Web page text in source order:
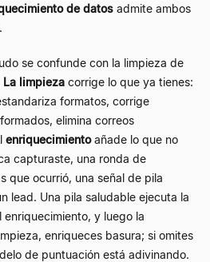
de datos admite ambos
se confunde con la limpieza de
La limpieza corrige lo que ya tienes:
formatos, corrige
elimina correos
enriquecimientoañade lo que no
capturaste, una ronda de
que ocurrió, una señal de pila
lead. Una pila saludable ejecuta la
y luego la
enriqueces basura; si omites
de puntuación está adivinando.